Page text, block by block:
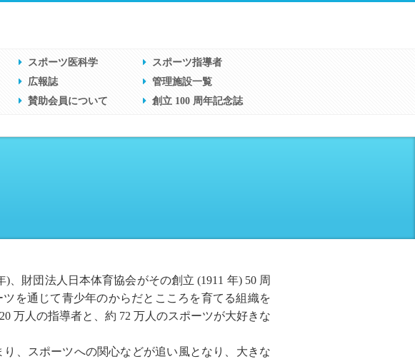
スポーツ医科学
スポーツ指導者
広報誌
管理施設一覧
賛助会員について
創立 100 周年記念誌
、財団法人日本体育協会がその創立 (1911 年) 50 周
を通じて青少年のからだとこころを育てる組織を
万人の指導者と、約 72 万人のスポーツが大好きな
、スポーツへの関心などが追い風となり、大きな